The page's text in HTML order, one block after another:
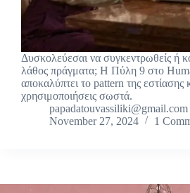
Δυσκολεύεσαι να συγκεντρωθείς ή
λάθος πράγματα; Η Πύλη 9 στο
αποκαλύπτει το pattern της εστίασης
χρησιμοποιήσεις σωστά.
papadatouvassiliki@gmail.com
November 27, 2024
1